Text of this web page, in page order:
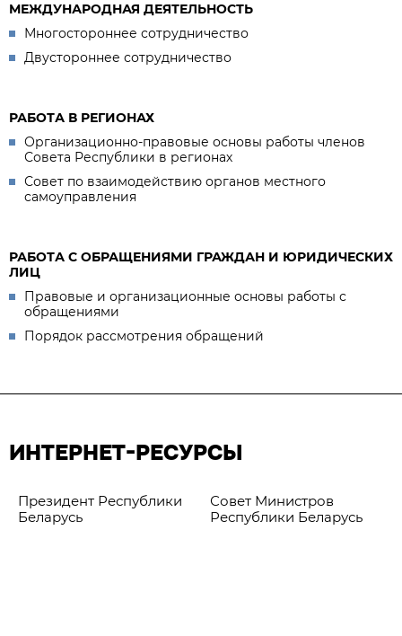
МЕЖДУНАРОДНАЯ ДЕЯТЕЛЬНОСТЬ
Многостороннее сотрудничество
Двустороннее сотрудничество
РАБОТА В РЕГИОНАХ
Организационно-правовые основы работы членов
Совета Республики в регионах
Совет по взаимодействию органов местного
самоуправления
РАБОТА С ОБРАЩЕНИЯМИ ГРАЖДАН И ЮРИДИЧЕСКИХ
ЛИЦ
Правовые и организационные основы работы с
обращениями
Порядок рассмотрения обращений
ИНТЕРНЕТ-РЕСУРСЫ
Президент Республики
Беларусь
Совет Министров
Республики Беларусь